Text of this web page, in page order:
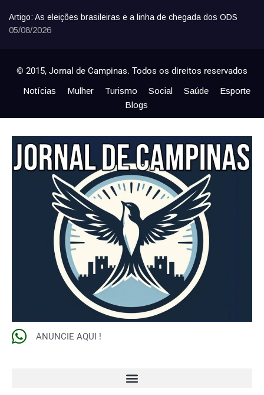
Artigo: As eleições brasileiras e a linha de chegada dos ODS
05/08/2026
© 2015, Jornal de Campinas. Todos os direitos reservados
Notícias Mulher Turismo Social Saúde
Esporte
Blogs
ANUNCIE AQUI !